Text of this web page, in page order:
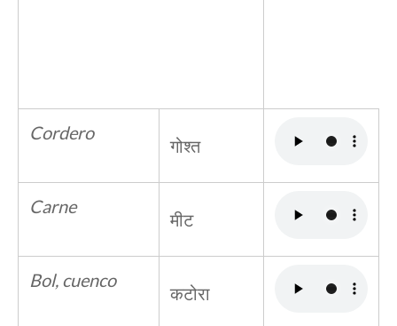
Cordero
गोश्त
Carne
मीट
Bol, cuenco
कटोरा